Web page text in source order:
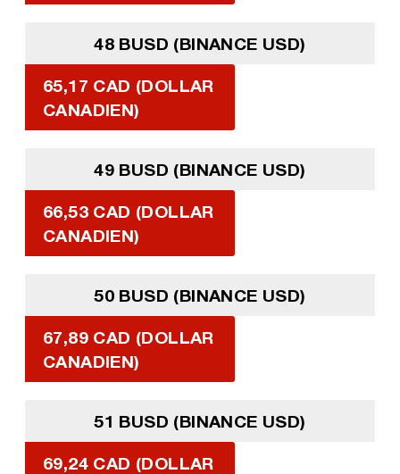
48 BUSD (BINANCE USD)
65,17 CAD (DOLLAR
CANADIEN)
49 BUSD (BINANCE USD)
66,53 CAD (DOLLAR
CANADIEN)
50 BUSD (BINANCE USD)
67,89 CAD (DOLLAR
CANADIEN)
51 BUSD (BINANCE USD)
69,24 CAD (DOLLAR